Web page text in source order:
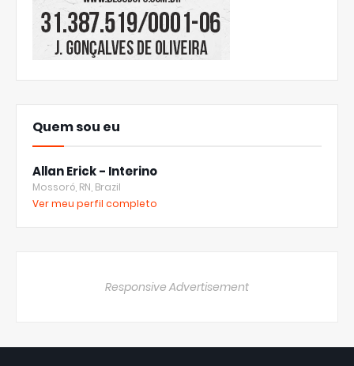
Quem sou eu
Allan Erick - Interino
Mossoró, RN, Brazil
Ver meu perfil completo
Responsive Advertisement